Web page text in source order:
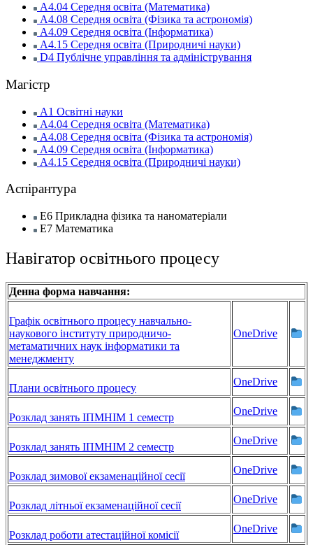
А4.04 Середня освіта (Математика)
А4.08 Середня освіта (Фізика та астрономія)
А4.09 Середня освіта (Інформатика)
А4.15 Середня освіта (Природничі науки)
D4 Публічне управління та адміністрування
Магістр
А1 Освітні науки
А4.04 Середня освіта (Математика)
А4.08 Середня освіта (Фізика та астрономія)
А4.09 Середня освіта (Інформатика)
А4.15 Середня освіта (Природничі науки)
Аспірантура
Е6 Прикладна фізика та наноматеріали
Е7 Математика
Навігатор освітнього процесу
Денна форма навчання:
Графік освітнього процесу навчально-
наукового інституту природничо-
метаматичних наук інформатики та
менеджменту
OneDrive
Плани освітнього процесу
OneDrive
Розклад занять ІПМНІМ 1 семестр
OneDrive
Розклад занять ІПМНІМ 2 семестр
OneDrive
Розклад зимової екзаменаційної сесії
OneDrive
Розклад літньої екзаменаційної сесії
OneDrive
Розклад роботи атестаційної комісії
OneDrive